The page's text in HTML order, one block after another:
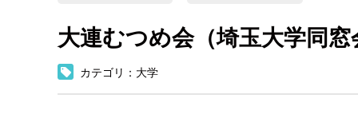
大連むつめ会（埼玉大学同窓
カテゴリ：大学